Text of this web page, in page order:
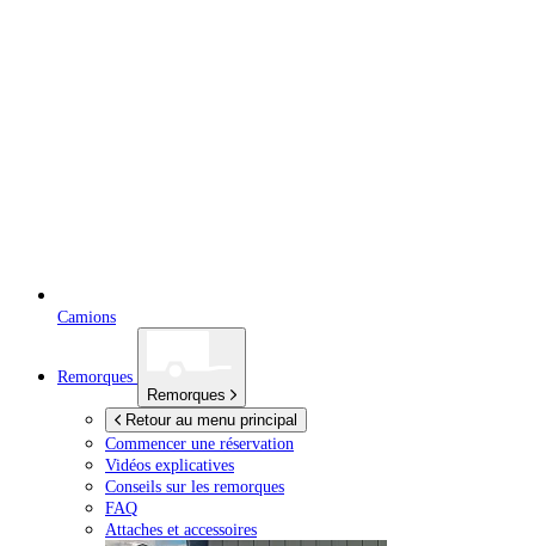
Camions
Remorques
Remorques
Retour au menu principal
Commencer une réservation
Vidéos explicatives
Conseils sur les remorques
FAQ
Attaches et accessoires